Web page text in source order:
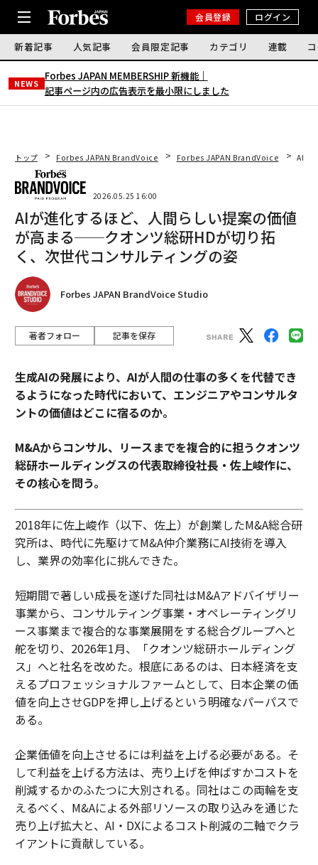
会員登録 ログイン
新着記事 人気記事 会員限定記事 カテゴリ 連載
NEWS
Forbes JAPAN MEMBERSHIP 新機能｜
記事ページ内の広告表示を最小限にしました
トップ Forbes JAPAN BrandVoice Forbes JAPAN BrandVoice AIが
2026.05.25 16:00
AIが進化するほど、人間らしい提案の価値
が高まる──クオンツ総研HDが切り拓
く、次世代コンサルティングの姿
Forbes JAPAN BrandVoice Studio
著者フォロー 記事を保存
生成AIの発展により、AIが人間の仕事の多くを代替でき
るようになった時代において、エンジニアやコンサルタ
ントの価値はどこに宿るのか。
M&Aからコンサル、リースまでを複合的に担うクオンツ
総研ホールディングスの代表取締役社長・佐上峻作に、
その核心を問う。
2018年に佐上峻作（以下、佐上）が創業したM&A総合研
究所は、時代に先駆けてM&A仲介業務にAI技術を導入
し、業界の効率化に挑んできた。
短期間で著しい成長を遂げた同社はM&Aアドバイザリー
事業から、コンサルティング事業・オペレーティングリ
ース事業まで複合的な事業展開をする総合グループへと
舵を切り、2026年1月、「クオンツ総研ホールディング
ス」へと社名を改めた。根底にあるのは、日本経済を支
えるプロフェッショナルファームとして、日本企業の価
値を向上させGDPを押し上げるという明確なパーパスで
ある。
企業価値を向上させるには利益を上げる必要がある。そ
して利益を上げる方法は、売り上げを伸ばすかコストを
削減するかのふたつに大別される。同社はこの両輪を支
えるべく、M&Aによる外部リソースの取り込みを通じた
売り上げ拡大と、AI・DXによるコスト削減の二軸でクラ
イアントに貢献している。